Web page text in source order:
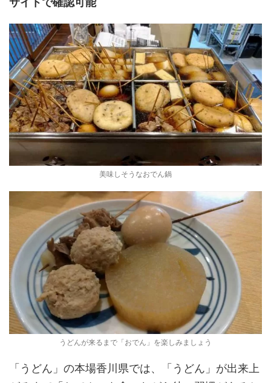
美味しそうなおでん鍋
うどんが来るまで「おでん」を楽しみましょう
「うどん」の本場香川県では、「うどん」が出来上